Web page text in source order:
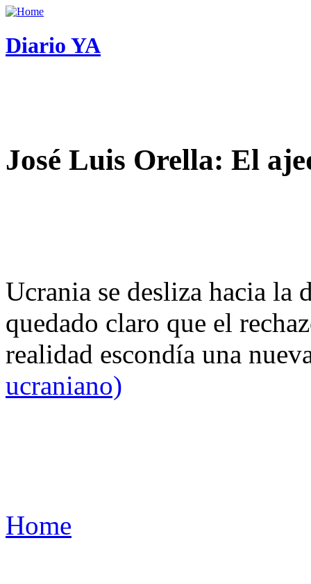
Diario YA
José Luis Orella: El
Ucrania se desliza hacia
quedado claro que el
realidad escondía una
ucraniano)
Home